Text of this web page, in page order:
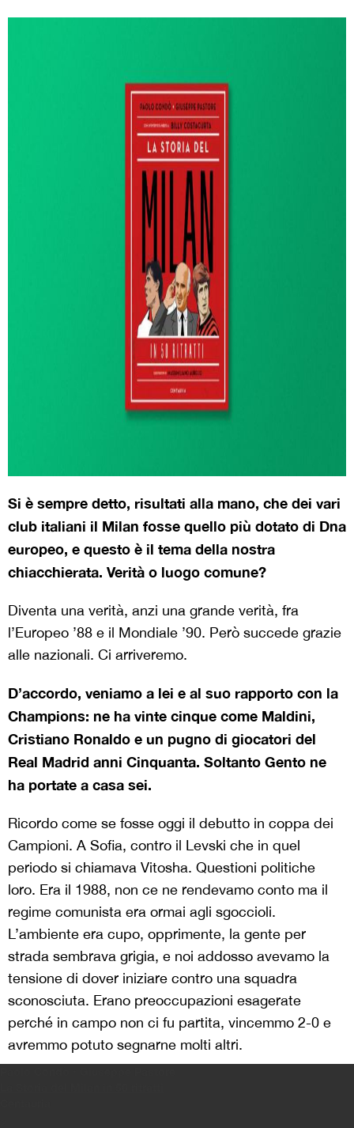
Si è sempre detto, risultati alla mano, che dei vari
club italiani il Milan fosse quello più dotato di Dna
europeo, e questo è il tema della nostra
chiacchierata. Verità o luogo comune?
Diventa una verità, anzi una grande verità, fra
l’Europeo ’88 e il Mondiale ’90. Però succede grazie
alle nazionali. Ci arriveremo.
D’accordo, veniamo a lei e al suo rapporto con la
Champions: ne ha vinte cinque come Maldini,
Cristiano Ronaldo e un pugno di giocatori del
Real Madrid anni Cinquanta. Soltanto Gento ne
ha portate a casa sei.
Ricordo come se fosse oggi il debutto in coppa dei
Campioni. A Sofia, contro il Levski che in quel
periodo si chiamava Vitosha. Questioni politiche
loro. Era il 1988, non ce ne rendevamo conto ma il
regime comunista era ormai agli sgoccioli.
L’ambiente era cupo, opprimente, la gente per
strada sembrava grigia, e noi addosso avevamo la
tensione di dover iniziare contro una squadra
sconosciuta. Erano preoccupazioni esagerate
perché in campo non ci fu partita, vincemmo 2-0 e
avremmo potuto segnarne molti altri.